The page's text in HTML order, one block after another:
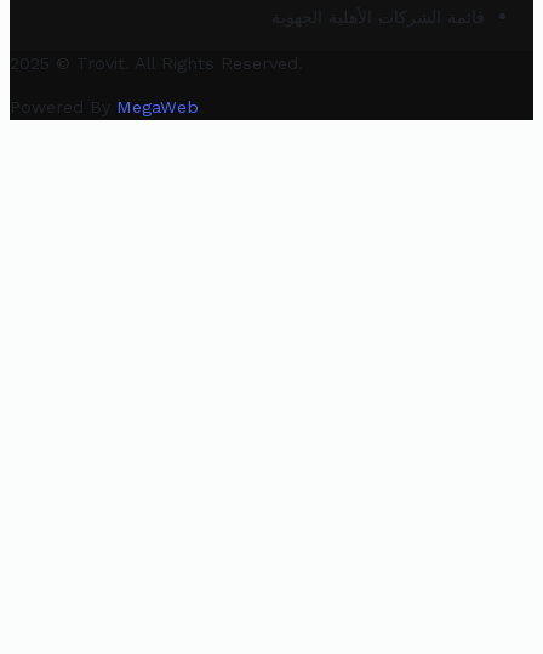
قائمة الشركات الأهلية الجهوية
2025 © Trovit. All Rights Reserved.
Powered By MegaWeb